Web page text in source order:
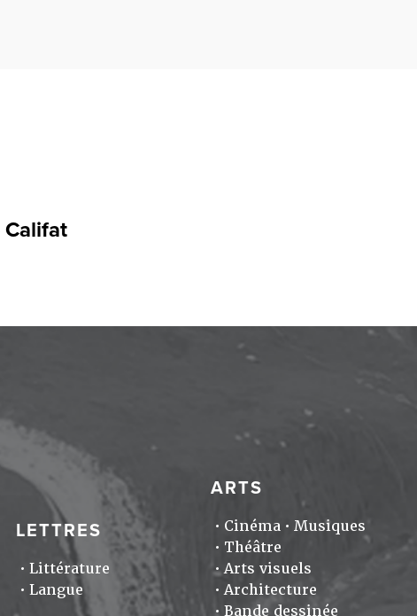
Califat
LETTRES
Littérature
Langue
ARTS
Cinéma
Musiques
Théâtre
Arts visuels
Architecture
Bande dessinée